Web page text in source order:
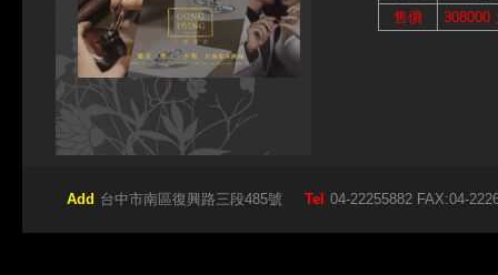
售價
308000
Add 台中市南區復興路三段485號 Tel 04-22255882 FAX:04-